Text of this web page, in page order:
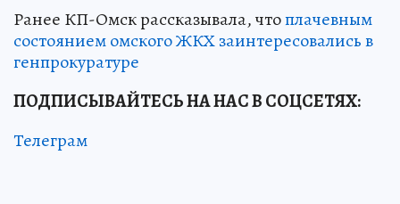
Ранее КП-Омск рассказывала, чтоплачевным
состоянием омского ЖКХ заинтересовались в
генпрокуратуре
ПОДПИСЫВАЙТЕСЬ НА НАС В СОЦСЕТЯХ:
Телеграм